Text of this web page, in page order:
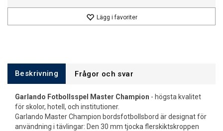
Lägg i favoriter
Beskrivning Frågor och svar
Garlando Fotbollsspel Master Champion - högsta kvalitet
för skolor, hotell, och institutioner.
Garlando Master Champion bordsfotbollsbord är designat för
användning i tävlingar: Den 30 mm tjocka flerskiktskroppen